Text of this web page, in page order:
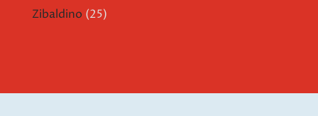
Zibaldino (25)